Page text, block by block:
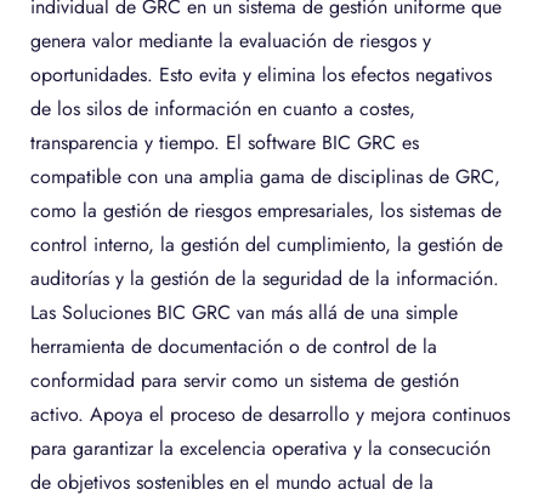
individual de GRC en un sistema de gestión uniforme que
genera valor mediante la evaluación de riesgos y
oportunidades. Esto evita y elimina los efectos negativos
de los silos de información en cuanto a costes,
transparencia y tiempo. El software BIC GRC es
compatible con una amplia gama de disciplinas de GRC,
como la gestión de riesgos empresariales, los sistemas de
control interno, la gestión del cumplimiento, la gestión de
auditorías y la gestión de la seguridad de la información.
Las Soluciones BIC GRC van más allá de una simple
herramienta de documentación o de control de la
conformidad para servir como un sistema de gestión
activo. Apoya el proceso de desarrollo y mejora continuos
para garantizar la excelencia operativa y la consecución
de objetivos sostenibles en el mundo actual de la